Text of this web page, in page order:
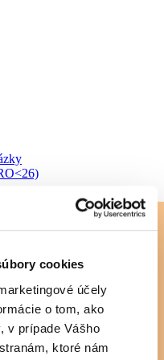
cookies
účely
o tom, ako
v prípade Vášho
ktoré nám